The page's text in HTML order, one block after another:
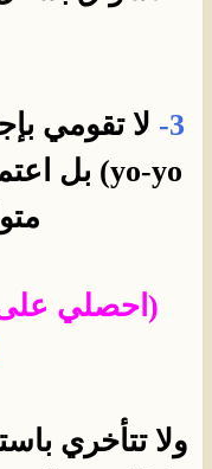
3-
لا تقومي
yo-yo) بل
(احصلي
ولا تتأخري